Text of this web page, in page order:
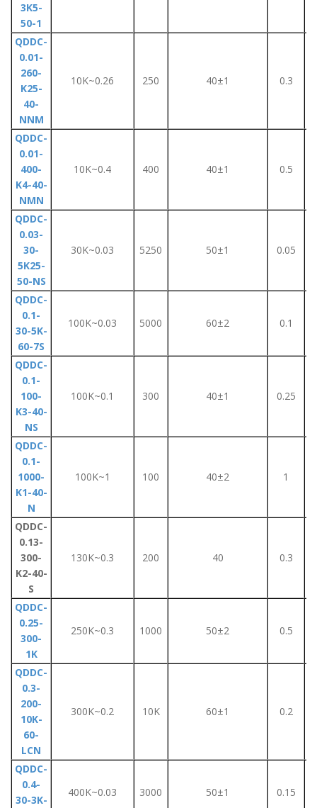
3K5-
50-1
QDDC-
0.01-
260-
K25-
40-
NNM
10K~0.26 250 40±1 0.3
QDDC-
0.01-
400-
K4-40-
NMN
10K~0.4 400 40±1 0.5
QDDC-
0.03-
30-
5K25-
50-NS
30K~0.03 5250 50±1 0.05
QDDC-
0.1-
30-5K-
60-7S
100K~0.03 5000 60±2 0.1
QDDC-
0.1-
100-
K3-40-
NS
100K~0.1 300 40±1 0.25
QDDC-
0.1-
1000-
K1-40-
N
100K~1 100 40±2 1
QDDC-
0.13-
300-
K2-40-
S
130K~0.3 200 40 0.3
QDDC-
0.25-
300-
1K
250K~0.3 1000 50±2 0.5
QDDC-
0.3-
200-
10K-
60-
LCN
300K~0.2 10K 60±1 0.2
QDDC-
0.4-
30-3K-
400K~0.03 3000 50±1 0.15